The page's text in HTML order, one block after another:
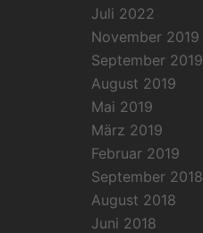
Juli 2022
November 2019
September 2019
August 2019
Mai 2019
März 2019
Februar 2019
September 2018
August 2018
Juni 2018